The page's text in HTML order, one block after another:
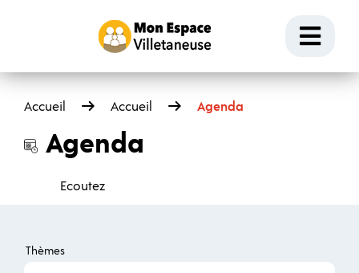
Accueil Accueil Agenda
Agenda
Ecoutez
Thèmes